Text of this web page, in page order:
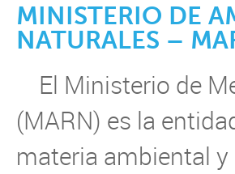
MINISTERIO DE
NATURALES –
El Ministerio de
(MARN) es la
materia ambiental